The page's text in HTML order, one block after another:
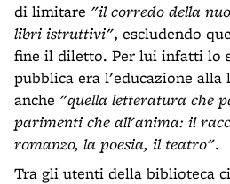
di limitare "il corredo della
libri istruttivi", escludendo
fine il diletto. Per lui infatti lo
pubblica era l'educazione
anche "quella letteratura che
parimenti che all'anima: il
romanzo, la poesia, il teatro".
Tra gli utenti della biblioteca